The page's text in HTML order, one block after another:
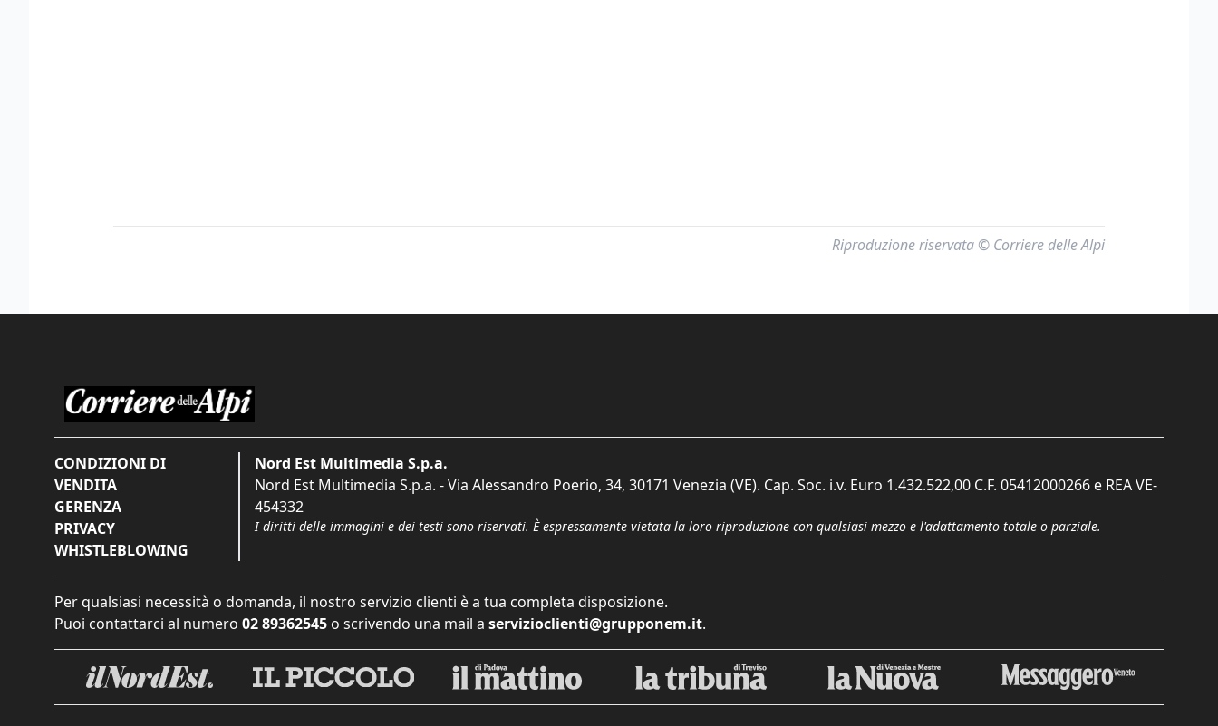
Riproduzione riservata © Corriere delle Alpi
CONDIZIONI DI
VENDITA
GERENZA
PRIVACY
WHISTLEBLOWING
Nord Est Multimedia S.p.a.
Nord Est Multimedia S.p.a. - Via Alessandro Poerio, 34, 30171 Venezia (VE). Cap. Soc. i.v. Euro 1.432.522,00 C.F. 05412000266 e REA VE-
454332
I diritti delle immagini e dei testi sono riservati. È espressamente vietata la loro riproduzione con qualsiasi mezzo e l'adattamento totale o parziale.
Per qualsiasi necessità o domanda, il nostro servizio clienti è a tua completa disposizione.
Puoi contattarci al numero 02 89362545 o scrivendo una mail a servizioclienti@grupponem.it.